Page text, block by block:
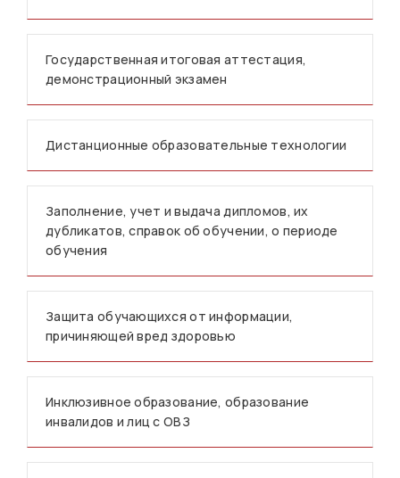
Государственная итоговая аттестация,
демонстрационный экзамен
Дистанционные образовательные технологии
Заполнение, учет и выдача дипломов, их
дубликатов, справок об обучении, о периоде
обучения
Защита обучающихся от информации,
причиняющей вред здоровью
Инклюзивное образование, образование
инвалидов и лиц с ОВЗ